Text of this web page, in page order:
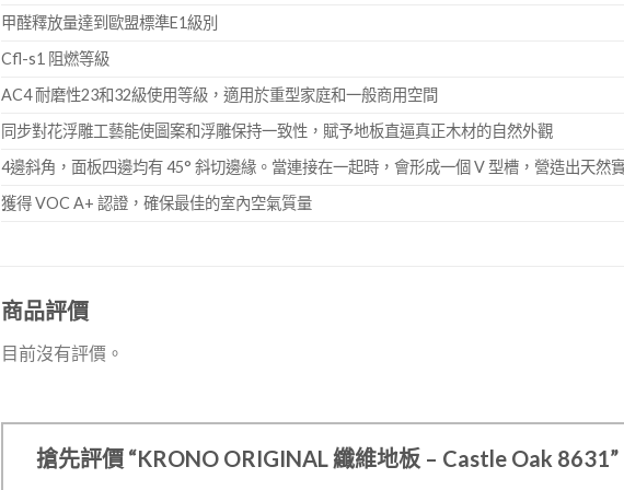
甲醛釋放量達到歐盟標準E1級別
Cfl-s1 阻燃等級
AC4 耐磨性23和32級使用等級，適用於重型家庭和一般商用空間
同步對花浮雕工藝能使圖案和浮雕保持一致性，賦予地板直逼真正木材的自然外觀
4邊斜角，面板四邊均有 45° 斜切邊緣。當連接在一起時，會形成一個 V 型槽，營造出天然
獲得 VOC A+ 認證，確保最佳的室內空氣質量
商品評價
目前沒有評價。
搶先評價 “KRONO ORIGINAL 纖維地板 – Castle Oak 8631”